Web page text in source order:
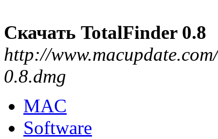
Скачать TotalFinder 0.8
http://
0.8.dmg
MAC
Software